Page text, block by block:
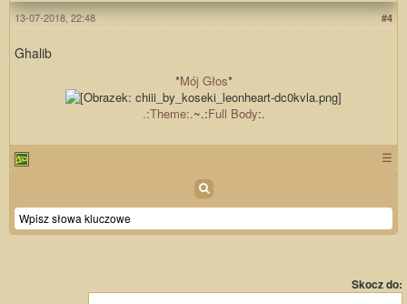
#4
13-07-2018, 22:48
Ghalib
*Mój Głos*
.:Theme:.~.:Full Body:.
☰
Skocz do: